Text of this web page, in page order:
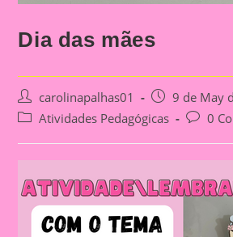
Dia das mães
Post
author:
carolinapalhas01
Post
published:
9 de May
PostAtividades Pedagógicas
Post0